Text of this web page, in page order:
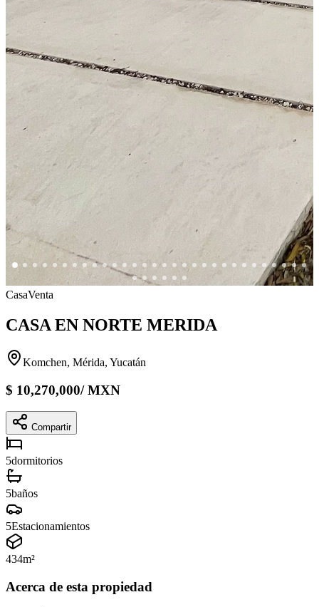
CasaVenta
CASA EN NORTE MERIDA
Komchen, Mérida, Yucatán
$ 10,270,000/MXN
Compartir
5dormitorios
5baños
5Estacionamientos
434m²
Acerca de esta propiedad